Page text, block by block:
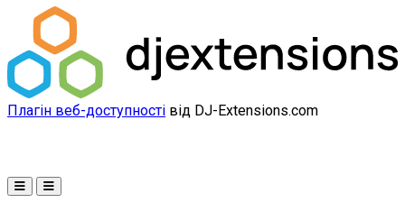
Плагін веб-доступності від DJ-Extensions.com